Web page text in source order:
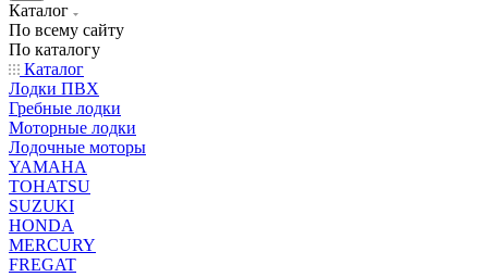
Каталог
По всему сайту
По каталогу
Каталог
Лодки ПВХ
Гребные лодки
Моторные лодки
Лодочные моторы
YAMAHA
TOHATSU
SUZUKI
HONDA
MERCURY
FREGAT